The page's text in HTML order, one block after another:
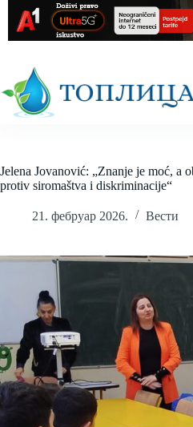
content
Jelena Jovanović: „Znanje je moć, a
protiv siromaštva i diskriminacije“
21. фебруар 2026. Вести